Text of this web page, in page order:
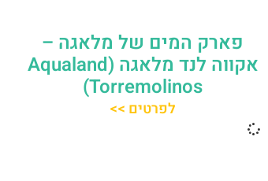
פארק המים של מלאגה –
אקווה לנד מלאגה (Aqualand
Torremolinos)
לפרטים >>